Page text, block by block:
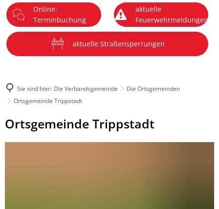
Menü
Online-
Terminbuchung
aktuelle
Feuerwehrmeldungen
aktuelle Straßensperrungen
Sie sind hier: Die Verbandsgemeinde
Die Ortsgemeinden
Ortsgemeinde Trippstadt
Ortsgemeinde
Trippstadt
Ortsgemeinde Trippstadt